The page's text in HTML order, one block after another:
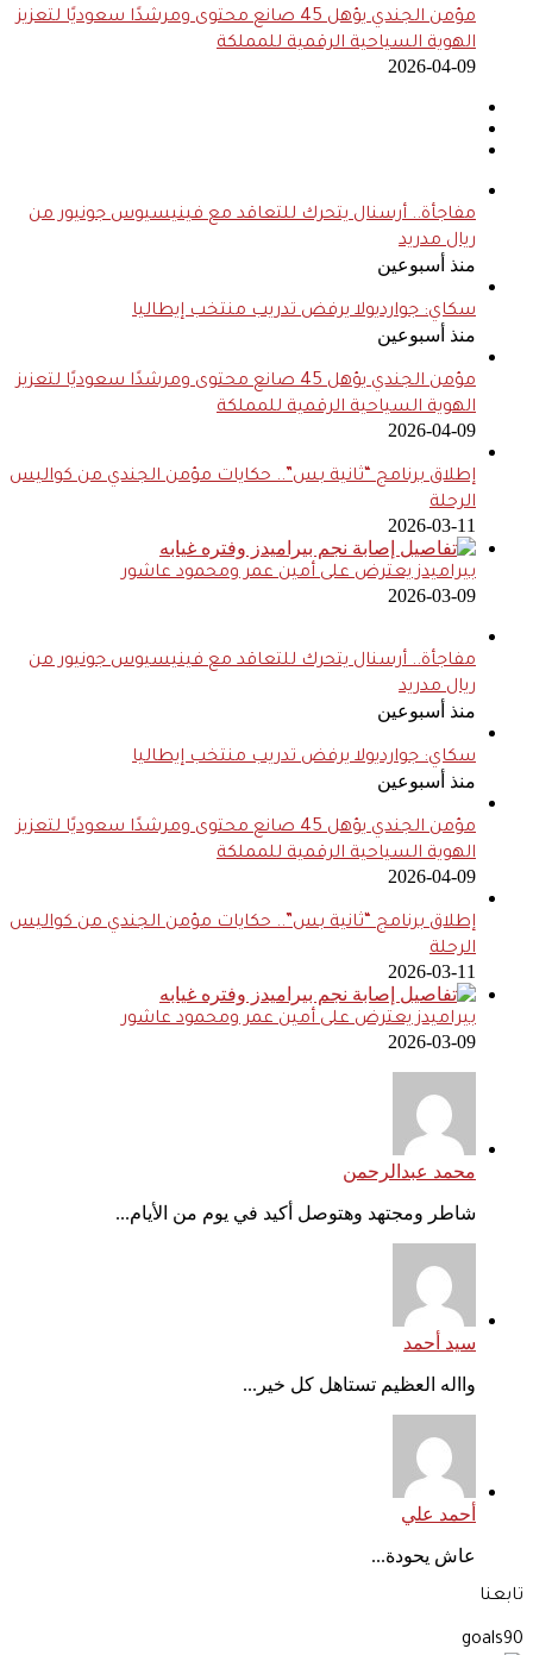
مؤمن الجندي يؤهل 45 صانع محتوى ومرشدًا سعوديًا لتعزيز
الهوية السياحية الرقمية للمملكة
2026-04-09
مفاجأة.. أرسنال يتحرك للتعاقد مع فينيسيوس جونيور من
ريال مدريد
منذ أسبوعين
سكاي: جوارديولا يرفض تدريب منتخب إيطاليا
منذ أسبوعين
مؤمن الجندي يؤهل 45 صانع محتوى ومرشدًا سعوديًا لتعزيز
الهوية السياحية الرقمية للمملكة
2026-04-09
إطلاق برنامج “ثانية بس”.. حكايات مؤمن الجندي من كواليس
الرحلة
2026-03-11
بيراميدز يعترض على أمين عمر ومحمود عاشور
2026-03-09
مفاجأة.. أرسنال يتحرك للتعاقد مع فينيسيوس جونيور من
ريال مدريد
منذ أسبوعين
سكاي: جوارديولا يرفض تدريب منتخب إيطاليا
منذ أسبوعين
مؤمن الجندي يؤهل 45 صانع محتوى ومرشدًا سعوديًا لتعزيز
الهوية السياحية الرقمية للمملكة
2026-04-09
إطلاق برنامج “ثانية بس”.. حكايات مؤمن الجندي من كواليس
الرحلة
2026-03-11
بيراميدز يعترض على أمين عمر ومحمود عاشور
2026-03-09
محمد عبدالرحمن
شاطر ومجتهد وهتوصل أكيد في يوم من الأيام...
سيد أحمد
وااله العظيم تستاهل كل خير...
أحمد علي
عاش يحودة...
تابعنا
goals90